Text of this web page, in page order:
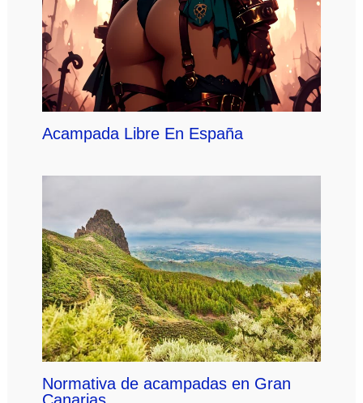
Acampada Libre En España
Normativa de acampadas en Gran